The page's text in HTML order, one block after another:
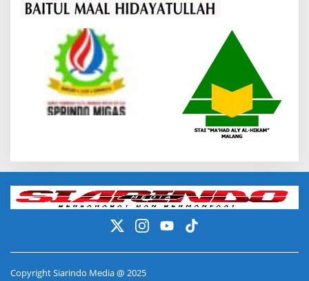
Copyright Siarindo Media @ 2025